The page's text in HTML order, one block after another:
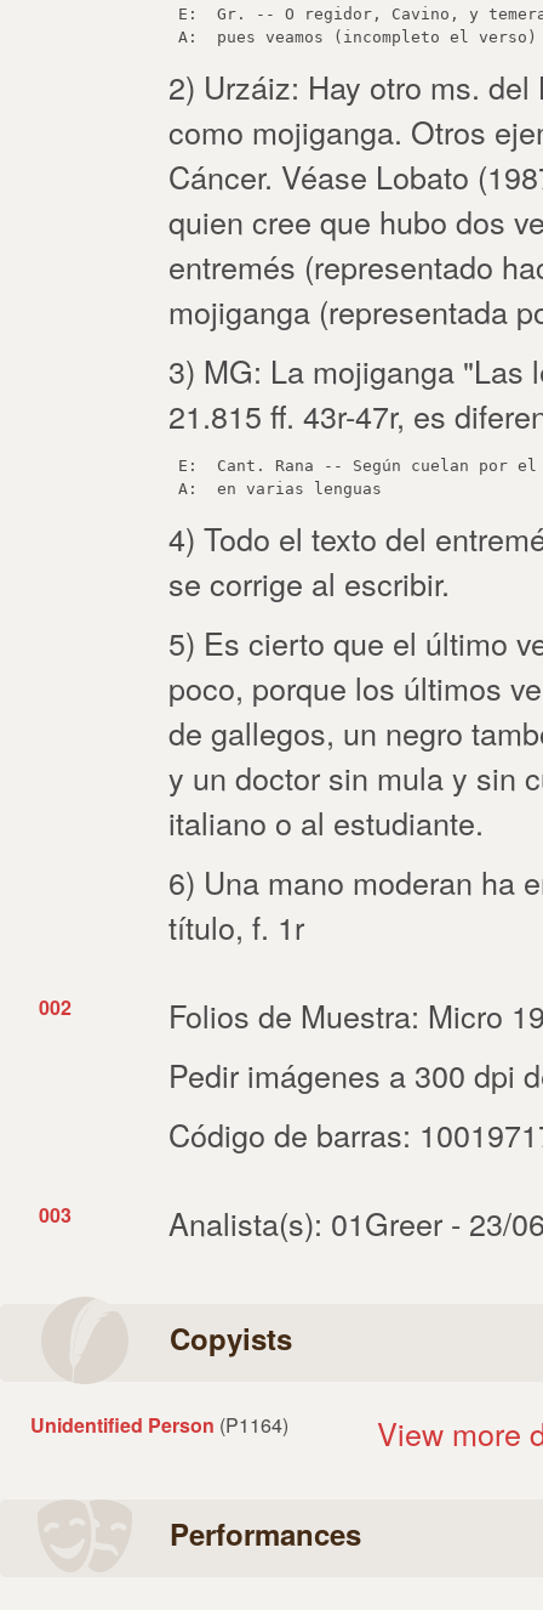
E:  Gr. -- O regidor, Cavino, y
2) Urzáiz: Hay otro ms.
como mojiganga. Otros
Cáncer. Véase Lobato
quien cree que hubo dos
entremés (representado
mojiganga (representada
3) MG: La mojiganga "Las
21.815 ff. 43r-47r, es
E:  Cant. Rana -- Según cuelan por
4) Todo el texto del
se corrige al escribir.
5) Es cierto que el último
poco, porque los últimos
de gallegos, un negro
y un doctor sin mula y sin
italiano o al estudiante.
6) Una mano moderan ha
título, f. 1r
002
Folios de Muestra: Micro
Pedir imágenes a 300 dpi
Código de barras:
003 Analista(s): 01Greer - 23/
Copyists
Unidentified Person (P1164) View more
Performances